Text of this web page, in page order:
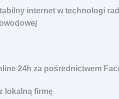
internet w technologi
24h za pośrednictwem
lokalną firmę